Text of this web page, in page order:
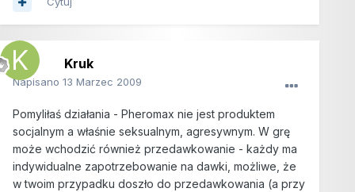
Kruk
Napisano 13 Marzec 2009
Pomyliłaś działania - Pheromax nie jest produktem
socjalnym a właśnie seksualnym, agresywnym. W grę
może wchodzić również przedawkowanie - każdy ma
indywidualne zapotrzebowanie na dawki, możliwe, że
w twoim przypadku doszło do przedawkowania (a przy